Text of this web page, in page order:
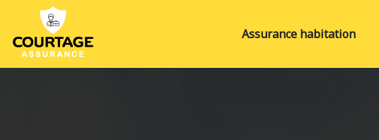
Assurance habitation